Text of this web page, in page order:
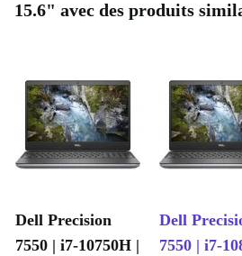
15.6" avec des produits
Dell Precision
7550 | i7-10750H |
Dell
7550 | i7-